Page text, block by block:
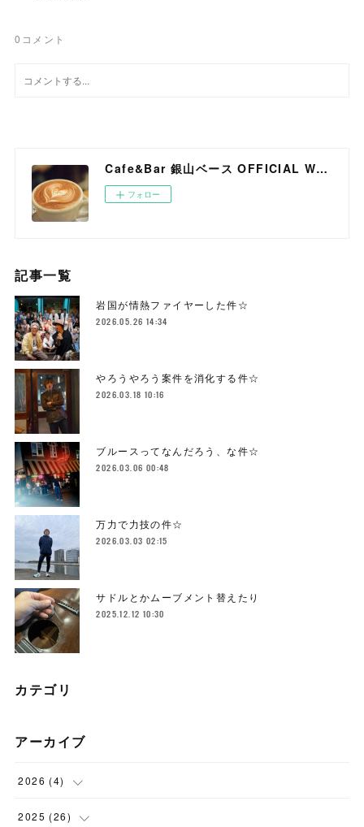
0 コメント
Cafe&Bar 銀山ベース OFFICIAL WEB SITE
フォロー
記事一覧
岩国が情熱ファイヤーした件☆
2026.05.26 14:34
やろうやろう案件を消化する件☆
2026.03.18 10:16
ブルースってなんだろう、な件☆
2026.03.06 00:48
万力で力技の件☆
2026.03.03 02:15
サドルとかムーブメント替えたり
2025.12.12 10:30
カテゴリ
アーカイブ
2026 (4)
(1)
2025 (26)